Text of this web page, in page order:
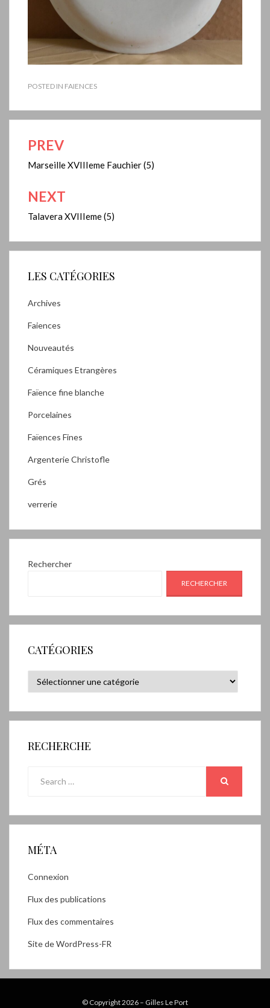
POSTED IN FAIENCES
Navigation
de
l’article
PREV
Marseille XVIIIeme Fauchier (5)
NEXT
Talavera XVIIIeme (5)
LES CATÉGORIES
Archives
Faiences
Nouveautés
Céramiques Etrangères
Faïence fine blanche
Porcelaines
Faïences Fines
Argenterie Christofle
Grés
verrerie
Rechercher
RECHERCHER
CATÉGORIES
RECHERCHE
MÉTA
Connexion
Flux des publications
Flux des commentaires
Site de WordPress-FR
© Copyright 2026 – Gilles Le Port